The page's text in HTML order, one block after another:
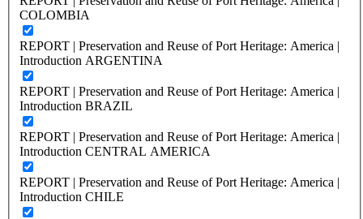
COLOMBIA
REPORT | Preservation and Reuse of Port Heritage: America |
Introduction ARGENTINA
REPORT | Preservation and Reuse of Port Heritage: America |
Introduction BRAZIL
REPORT | Preservation and Reuse of Port Heritage: America |
Introduction CENTRAL AMERICA
REPORT | Preservation and Reuse of Port Heritage: America |
Introduction CHILE